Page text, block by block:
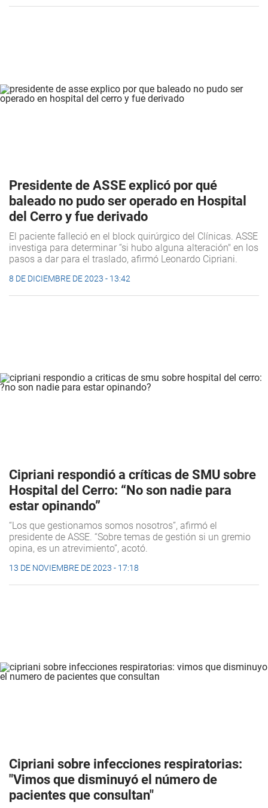
Presidente de ASSE explicó por qué
baleado no pudo ser operado en Hospital
del Cerro y fue derivado
El paciente falleció en el block quirúrgico del Clínicas. ASSE
investiga para determinar “si hubo alguna alteración" en los
pasos a dar para el traslado, afirmó Leonardo Cipriani.
8 DE DICIEMBRE DE 2023 - 13:42
Cipriani respondió a críticas de SMU sobre
Hospital del Cerro: “No son nadie para
estar opinando”
“Los que gestionamos somos nosotros”, afirmó el
presidente de ASSE. “Sobre temas de gestión si un gremio
opina, es un atrevimiento”, acotó.
13 DE NOVIEMBRE DE 2023 - 17:18
Cipriani sobre infecciones respiratorias:
"Vimos que disminuyó el número de
pacientes que consultan"